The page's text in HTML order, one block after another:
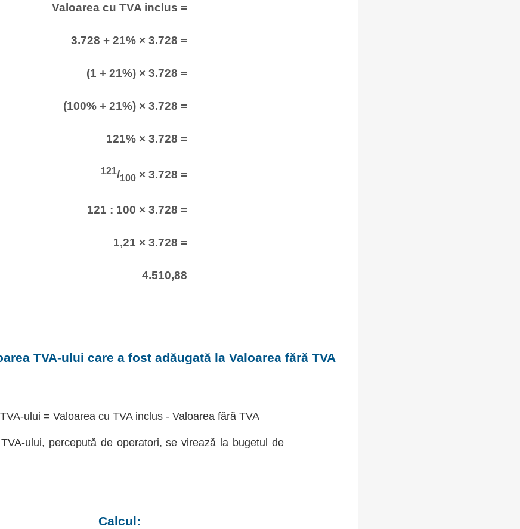
Valoarea cu TVA inclus =
3.728 + 21% × 3.728 =
(1 + 21%) × 3.728 =
(100% + 21%) × 3.728 =
121% × 3.728 =
121/100× 3.728 =
121 : 100 × 3.728 =
1,21 × 3.728 =
4.510,88
TVA-ului care a fost adăugată la Valoarea fără TVA
ului = Valoarea cu TVA inclus - Valoarea fără TVA
ului, percepută de operatori, se virează la bugetul de
Calcul: